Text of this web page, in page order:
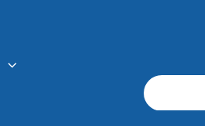
Search
for: